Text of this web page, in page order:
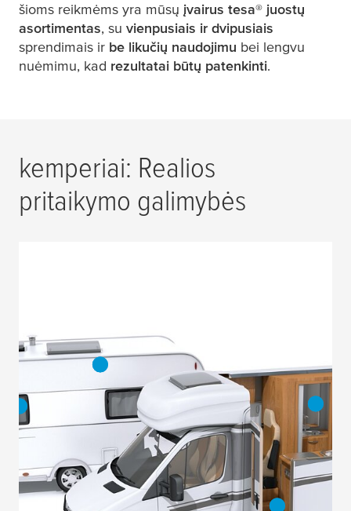
šioms reikmėms yra mūsų įvairus tesa® juostų
asortimentas, su vienpusiais ir dvipusiais
sprendimais ir be likučių naudojimu bei lengvu
nuėmimu, kad rezultatai būtų patenkinti.
kemperiai: Realios
pritaikymo galimybės